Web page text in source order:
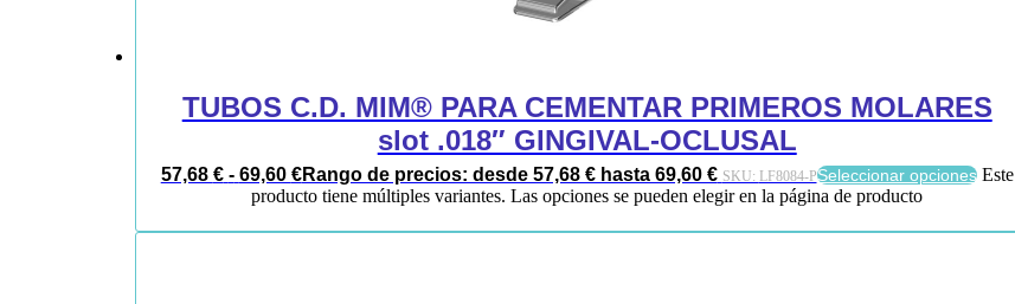
TUBOS C.D. MIM® PARA CEMENTAR PRIMEROS MOLARES
slot .018″ GINGIVAL-OCLUSAL
57,68 € - 69,60 €Rango de precios: desde 57,68 € hasta 69,60 € SKU: LF8084-PSeleccionar opciones Este
producto tiene múltiples variantes. Las opciones se pueden elegir en la página de producto